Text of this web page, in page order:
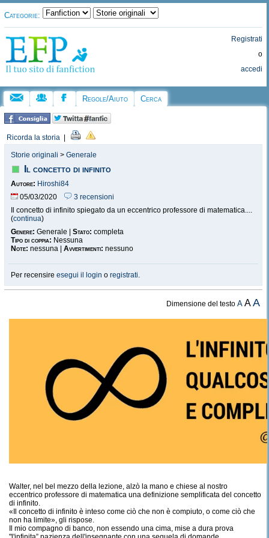
Categorie:
Registrati
o
accedi
Regole/Aiuto Cerca
Ricorda la storia
Storie originali > Generale
Il concetto di infinito
Autore: Hiroshi84
05/03/2020
3 recensioni
Il concetto di infinito spiegato da un eccentrico professore di matematica....
(continua)
Genere: Generale | Stato: completa
Tipo di coppia: Nessuna
Note: nessuna | Avvertimenti: nessuno
Per recensire esegui il login o registrati.
Dimensione del testoA AA
Walter, nel bel mezzo della lezione, alzò la mano e chiese al nostro
eccentrico professore di matematica una definizione semplificata del concetto
di infinito.
«Il concetto di infinito è inteso come ciò che non è compiuto, o come ciò che
non ha limite», gli rispose.
Il mio compagno di banco, non essendo una cima, mise a dura prova